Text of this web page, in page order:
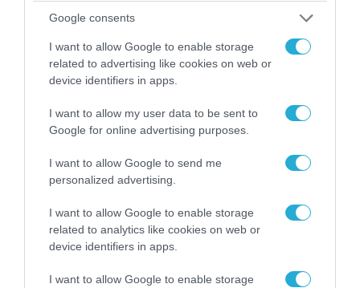
Google consents
I want to allow Google to enable storage
related to advertising like cookies on web or
device identifiers in apps.
I want to allow my user data to be sent to
Google for online advertising purposes.
I want to allow Google to send me
personalized advertising.
I want to allow Google to enable storage
related to analytics like cookies on web or
device identifiers in apps.
I want to allow Google to enable storage
07.08.2026 | 19:02
αντεπίθεση στο Κολομίγτσι: Δείτε το πριν & το
μετά της προσπάθειάς τους (βίντεο)